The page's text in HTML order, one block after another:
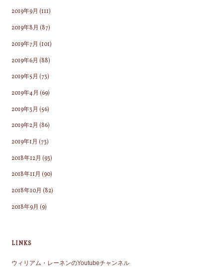
2019年9月 (111)
2019年8月 (87)
2019年7月 (101)
2019年6月 (88)
2019年5月 (73)
2019年4月 (69)
2019年3月 (56)
2019年2月 (86)
2019年1月 (73)
2018年12月 (93)
2018年11月 (90)
2018年10月 (82)
2018年9月 (9)
LINKS
ウィリアム・レーネンのYoutubeチャンネル